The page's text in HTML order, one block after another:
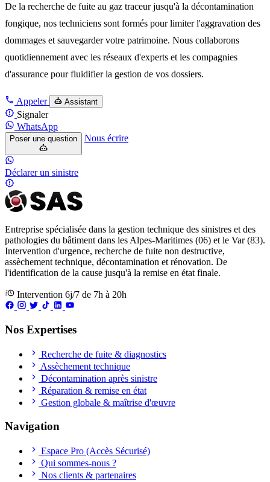
De la recherche de fuite au gaz traceur jusqu'à la décontamination
fongique, nos techniciens sont formés pour limiter l'aggravation des
dommages et sauvegarder votre patrimoine. Nous collaborons
quotidiennement avec les réseaux d'experts et les compagnies
d'assurance pour fluidifier la gestion de vos dossiers.
Appeler Assistant
Signaler
WhatsApp
Poser une question Nous écrire
Déclarer un sinistre
Entreprise spécialisée dans la gestion technique des sinistres et des
pathologies du bâtiment dans les Alpes-Maritimes (06) et le Var (83).
Intervention d'urgence, recherche de fuite non destructive,
assèchement technique, décontamination et rénovation. De
l'identification de la cause jusqu'à la remise en état finale.
Intervention 6j/7 de 7h à 20h
Nos Expertises
Recherche de fuite & diagnostics
Assèchement technique
Décontamination après sinistre
Réparation & remise en état
Gestion globale & maîtrise d'œuvre
Navigation
Espace Pro (Accès Sécurisé)
Qui sommes-nous ?
Nos clients & partenaires